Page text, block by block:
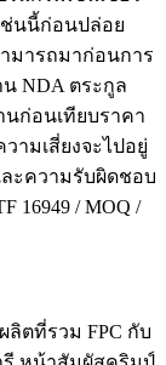
ช่นนี้ก่อนปล่อย
มารถมาก่อนการ
NDA ตระกูล
นก่อนเทียบราคา
ามเสี่ยงจะไปอยู่
ะความรับผิดชอบ
16949 / MOQ /
ลิตที่รวม FPC กับ